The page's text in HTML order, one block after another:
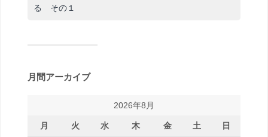
る その１
月間アーカイブ
2026年8月
月 火 水 木 金 土 日